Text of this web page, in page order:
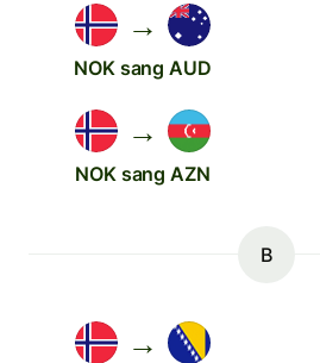
→
NOK sang AUD
→
NOK sang AZN
B
→